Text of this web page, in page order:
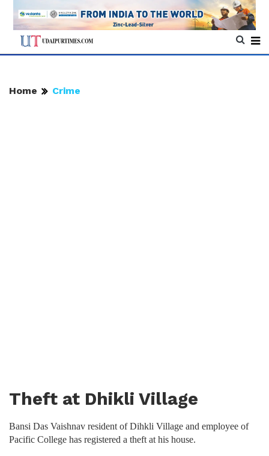
Home Crime
Theft at Dhikli Village
Bansi Das Vaishnav resident of Dihkli Village and employee of
Pacific College has registered a theft at his house.